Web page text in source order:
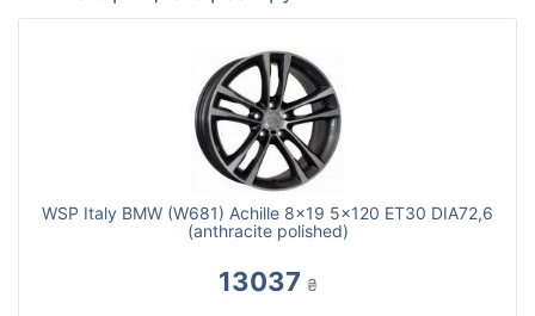
WSP Italy BMW (W681) Achille 8x19 5x120 ET30 DIA72,6
(anthracite polished)
13037 ₴